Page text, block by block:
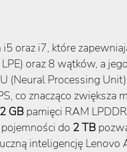
oraz i7, które
oraz 8 wątków, a
(Neural Processing
co znacząco zwiększa
GB pamięci RAM
do 2 TB
inteligencję Lenovo